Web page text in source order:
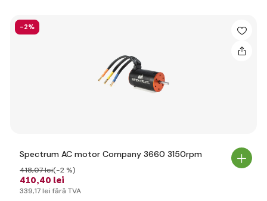
-2%
Spectrum AC motor Company 3660 3150rpm
410,40 lei
418,07 lei(-2 %)
339,17 lei fără TVA